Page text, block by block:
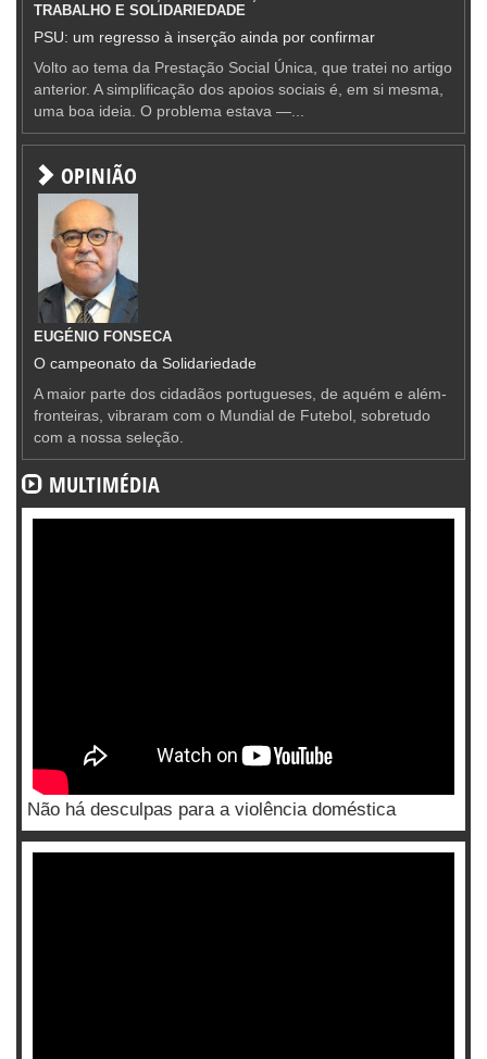
TRABALHO E SOLIDARIEDADE
PSU: um regresso à inserção ainda por confirmar
Volto ao tema da Prestação Social Única, que tratei no artigo
anterior. A simplificação dos apoios sociais é, em si mesma,
uma boa ideia. O problema estava —...
OPINIÃO
EUGÉNIO FONSECA
O campeonato da Solidariedade
A maior parte dos cidadãos portugueses, de aquém e além-
fronteiras, vibraram com o Mundial de Futebol, sobretudo
com a nossa seleção.
MULTIMÉDIA
Não há desculpas para a violência doméstica